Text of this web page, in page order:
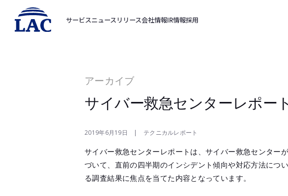
サービスニュースリリース会社情報IR情報採用
アーカイブ
サイバー救急センターレポー
2019年6月19日 | テクニカルレポート
サイバー救急センターレポートは、サイバー救急センター
づいて、直前の四半期のインシデント傾向や対応方法につ
る調査結果に焦点を当てた内容となっています。